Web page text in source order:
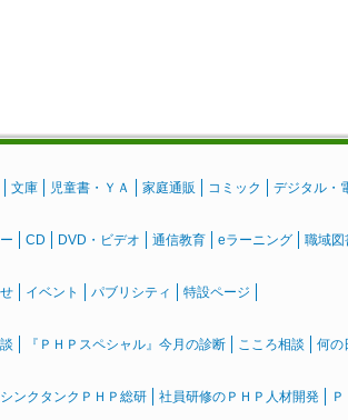
文庫 児童書・ＹＡ 家庭通販 コミック デジタル・
CD DVD・ビデオ 通信教育 eラーニング 職域図
イベント パブリシティ 特設ページ
『ＰＨＰスペシャル』今月の診断 こころ相談 何の
ンクタンクＰＨＰ総研 社員研修のＰＨＰ人材開発